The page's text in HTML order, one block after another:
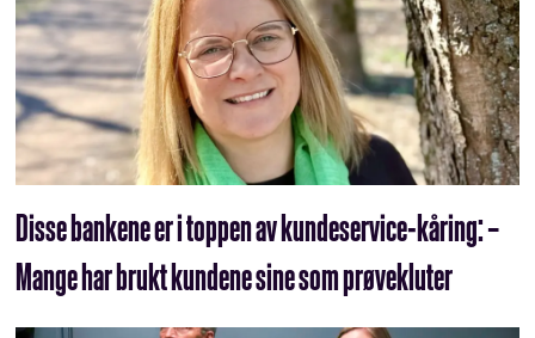
Disse bankene er i toppen av kundeservice-kåring: –
Mange har brukt kundene sine som prøvekluter